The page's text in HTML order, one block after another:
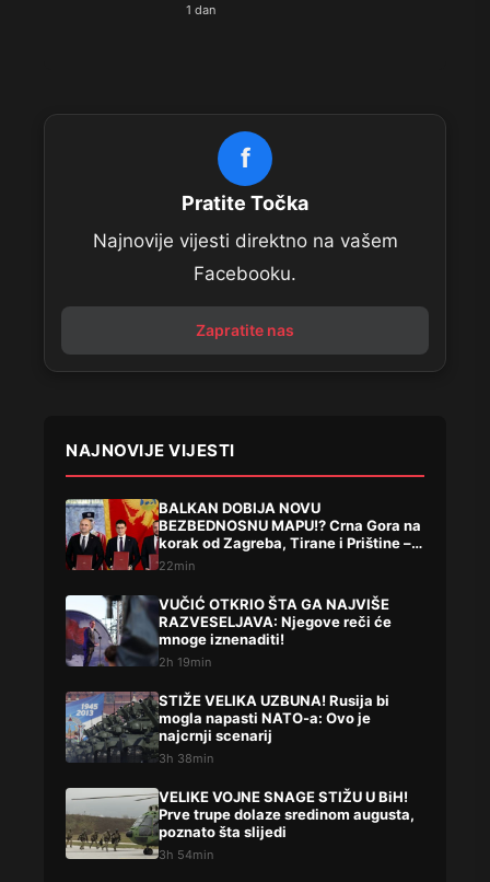
1 dan
f
Pratite Točka
Najnovije vijesti direktno na vašem
Facebooku.
Zapratite nas
NAJNOVIJE VIJESTI
BALKAN DOBIJA NOVU
BEZBEDNOSNU MAPU!? Crna Gora na
korak od Zagreba, Tirane i Prištine –
detalji koji su podigli prašinu
22min
VUČIĆ OTKRIO ŠTA GA NAJVIŠE
RAZVESELJAVA: Njegove reči će
mnoge iznenaditi!
2h 19min
STIŽE VELIKA UZBUNA! Rusija bi
mogla napasti NATO-a: Ovo je
najcrnji scenarij
3h 38min
VELIKE VOJNE SNAGE STIŽU U BiH!
Prve trupe dolaze sredinom augusta,
poznato šta slijedi
3h 54min